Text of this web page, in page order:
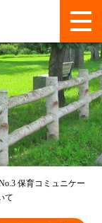
保育コミュニケー
て